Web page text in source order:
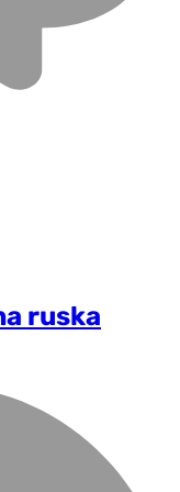
ruska